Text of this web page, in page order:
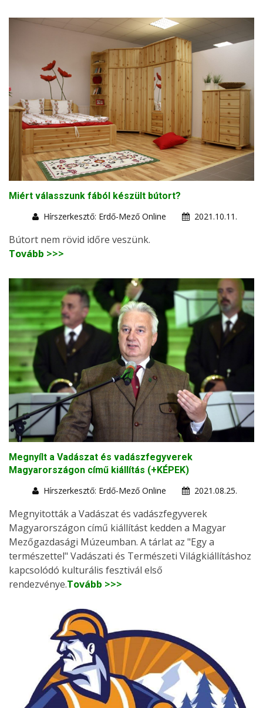
Miért válasszunk fából készült bútort?
Hírszerkesztő: Erdő-Mező Online
2021.10.11.
Bútort nem rövid időre veszünk.
Tovább >>>
Megnyílt a Vadászat és vadászfegyverek
Magyarországon című kiállítás (+KÉPEK)
Hírszerkesztő: Erdő-Mező Online
2021.08.25.
Megnyitották a Vadászat és vadászfegyverek
Magyarországon című kiállítást kedden a Magyar
Mezőgazdasági Múzeumban. A tárlat az "Egy a
természettel" Vadászati és Természeti Világkiállításhoz
kapcsolódó kulturális fesztivál első
rendezvénye.Tovább >>>